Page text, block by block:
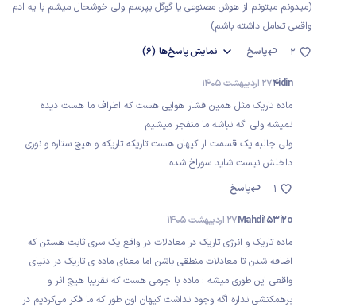
(میدونم میتونم از هوش مصنوعی یا گوگل بپرسم ولی خوشحال میشم با یه ادم
واقعی تعامل داشته باشم)
پاسخ
نمایشپاسخ‌ها (6) 2
4idin27 اردیبهشت 1405
ماده تاریک مثل همین فشار هوایی هست که اطراف ما هست دیده
نمیشه ولی اگه نباشه ما منفجر میشیم
ولی جالبه یک قسمت از کیهان هست تاریکه تاریکه و هیچ ستاره و نوری
داخلش نیست شاید سوراخ شده
پاسخ
1
Mahdi153i2o27 اردیبهشت 1405
ماده تاریک و انرژی تاریک در معادلات در واقع یک سری ثابت هستن که
اضافه شدن تا معادلات منطقی باشن اما معنای ماده ی تاریک در دنیای
واقعی این طوری میشه : ماده با جرمی هست که تقریبا هیچ اثر و
برهمکنشی نداره اگه وجود نداشت کیهان اون طور که ما فکر می‌کردیم در